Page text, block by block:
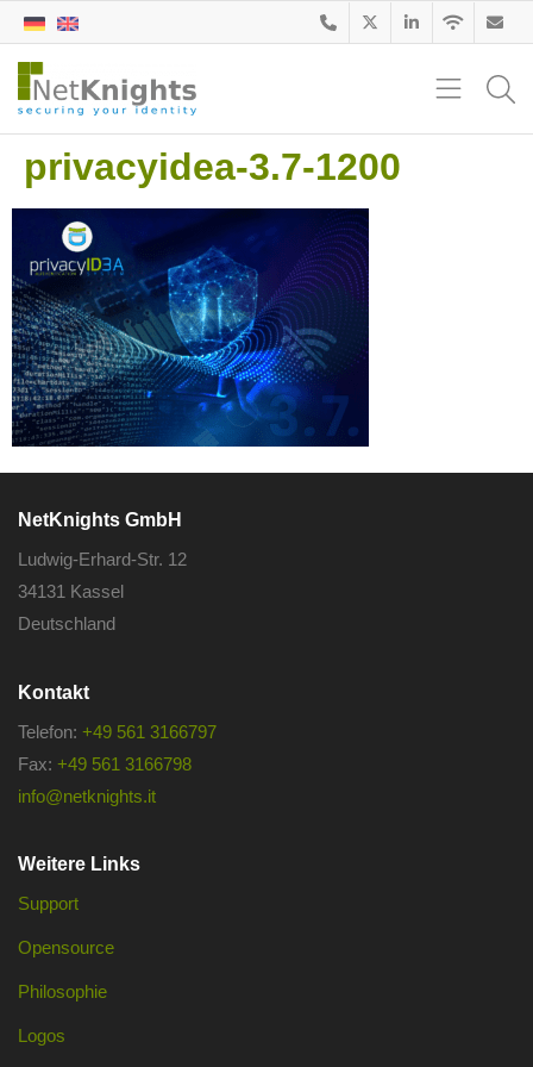
privacyidea-3.7-1200
NetKnights GmbH
Ludwig-Erhard-Str. 12
34131 Kassel
Deutschland
Kontakt
Telefon: +49 561 3166797
Fax: +49 561 3166798
info@netknights.it
Weitere Links
Support
Opensource
Philosophie
Logos